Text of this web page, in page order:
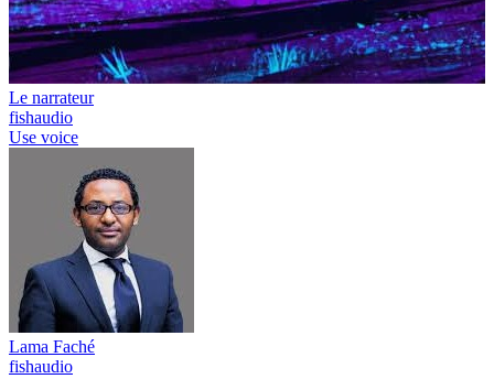
Le narrateur
fishaudio
Use voice
Lama Faché
fishaudio